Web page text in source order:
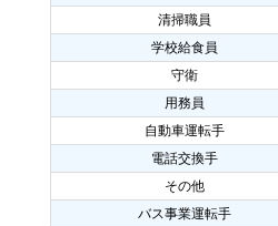
清掃職員
学校給食員
守衛
用務員
自動車運転手
電話交換手
その他
バス事業運転手